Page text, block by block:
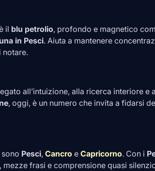
il blu petrolio, profondo e magnetico
in Pesci. Aiuta a mantenere
notare.
all’intuizione, alla ricerca interiore
, oggi, è un numero che invita a fidarsi
Pesci, Cancro e Capricorno. Con i
frasi e comprensione quasi